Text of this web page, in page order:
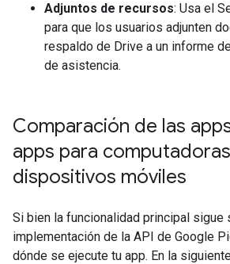
Adjuntos de recursos: Usa el
para que los usuarios adjunten
respaldo de Drive a un informe
de asistencia.
Comparación de las
apps para
dispositivos móviles
Si bien la funcionalidad principal sigue
implementación de la API de Google
dónde se ejecute tu app. En la